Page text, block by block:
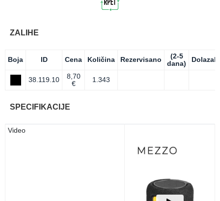
ZALIHE
Boja ID Cena Količina Rezervisano
(2-5
dana)
Dolazak
38.119.10
8,70
€
1.343
SPECIFIKACIJE
Video